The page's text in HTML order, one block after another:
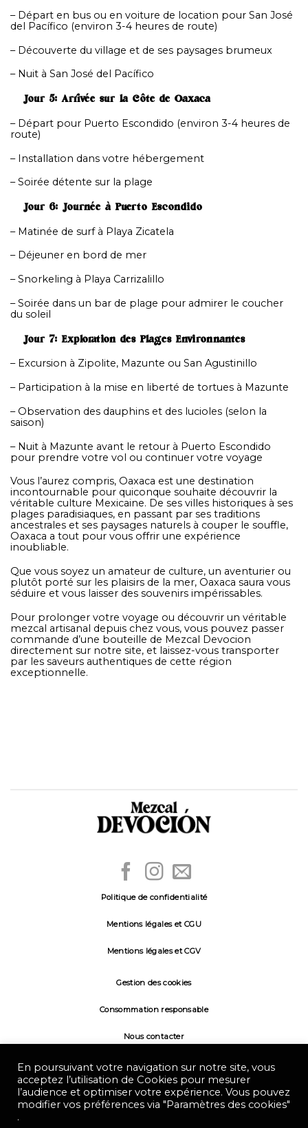
– Départ en bus ou en voiture de location pour San José
del Pacífico (environ 3-4 heures de route)
– Découverte du village et de ses paysages brumeux
– Nuit à San José del Pacífico
Jour 5: Arrivée sur la Côte de Oaxaca
– Départ pour Puerto Escondido (environ 3-4 heures de
route)
– Installation dans votre hébergement
– Soirée détente sur la plage
Jour 6: Journée à Puerto Escondido
– Matinée de surf à Playa Zicatela
– Déjeuner en bord de mer
– Snorkeling à Playa Carrizalillo
– Soirée dans un bar de plage pour admirer le coucher
du soleil
Jour 7: Exploration des Plages Environnantes
– Excursion à Zipolite, Mazunte ou San Agustinillo
– Participation à la mise en liberté de tortues à Mazunte
– Observation des dauphins et des lucioles (selon la
saison)
– Nuit à Mazunte avant le retour à Puerto Escondido
pour prendre votre vol ou continuer votre voyage
Vous l’aurez compris, Oaxaca est une destination
incontournable pour quiconque souhaite découvrir la
véritable culture Mexicaine. De ses villes historiques à ses
plages paradisiaques, en passant par ses traditions
ancestrales et ses paysages naturels à couper le souffle,
Oaxaca a tout pour vous offrir une expérience
inoubliable.
Que vous soyez un amateur de culture, un aventurier ou
plutôt porté sur les plaisirs de la mer, Oaxaca saura vous
séduire et vous laisser des souvenirs impérissables.
Pour prolonger votre voyage ou découvrir un véritable
mezcal artisanal depuis chez vous, vous pouvez passer
commande d’une bouteille de Mezcal Devocion
directement sur notre site, et laissez-vous transporter
par les saveurs authentiques de cette région
exceptionnelle.
Politique de confidentialité
Mentions légales et CGU
Mentions légales et CGV
Gestion des cookies
Consommation responsable
Nous contacter
consommer avec modération.
En poursuivant votre navigation sur notre site, vous
acceptez l’utilisation de Cookies pour mesurer
l’audience et optimiser votre expérience. Vous pouvez
modifier vos préférences via "Paramètres des cookies"
.